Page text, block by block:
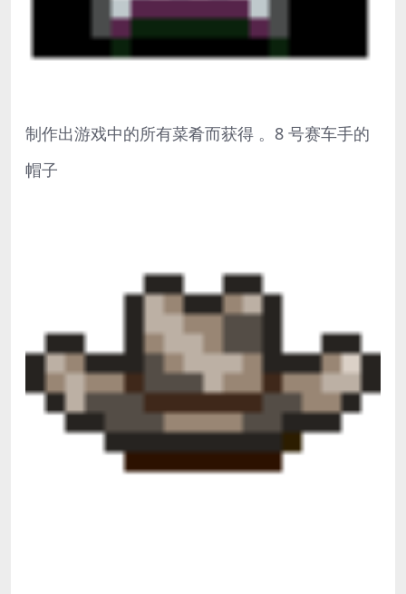
制作出游戏中的所有菜肴而获得 。8 号赛车手的
帽子